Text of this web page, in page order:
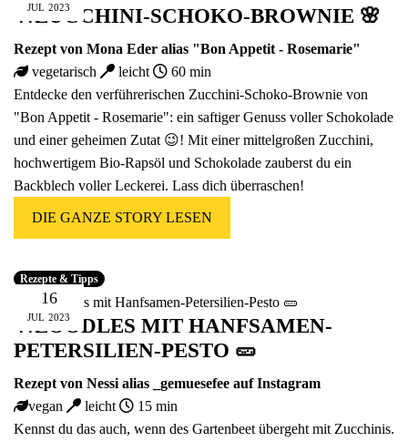
JUL 2023
🍴ZUCCHINI-SCHOKO-BROWNIE 🌸
Rezept von Mona Eder alias "Bon Appetit - Rosemarie"
vegetarisch
leicht
60 min
Entdecke den verführerischen Zucchini-Schoko-Brownie von
"Bon Appetit - Rosemarie": ein saftiger Genuss voller Schokolade
und einer geheimen Zutat 😉! Mit einer mittelgroßen Zucchini,
hochwertigem Bio-Rapsöl und Schokolade zauberst du ein
Backblech voller Leckerei. Lass dich überraschen!
DIE GANZE STORY LESEN
16
JUL 2023
Rezepte & Tipps
🍴ZOODLES MIT HANFSAMEN-
PETERSILIEN-PESTO 🥒
Rezept von Nessi alias
gemuesefee auf Instagram
vegan
leicht
15 min
Kennst du das auch, wenn des Gartenbeet übergeht mit Zucchinis.